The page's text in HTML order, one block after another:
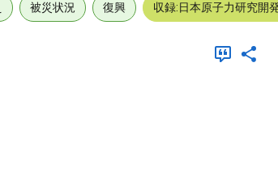
被災状況 復興 収録:日本原子力研究開